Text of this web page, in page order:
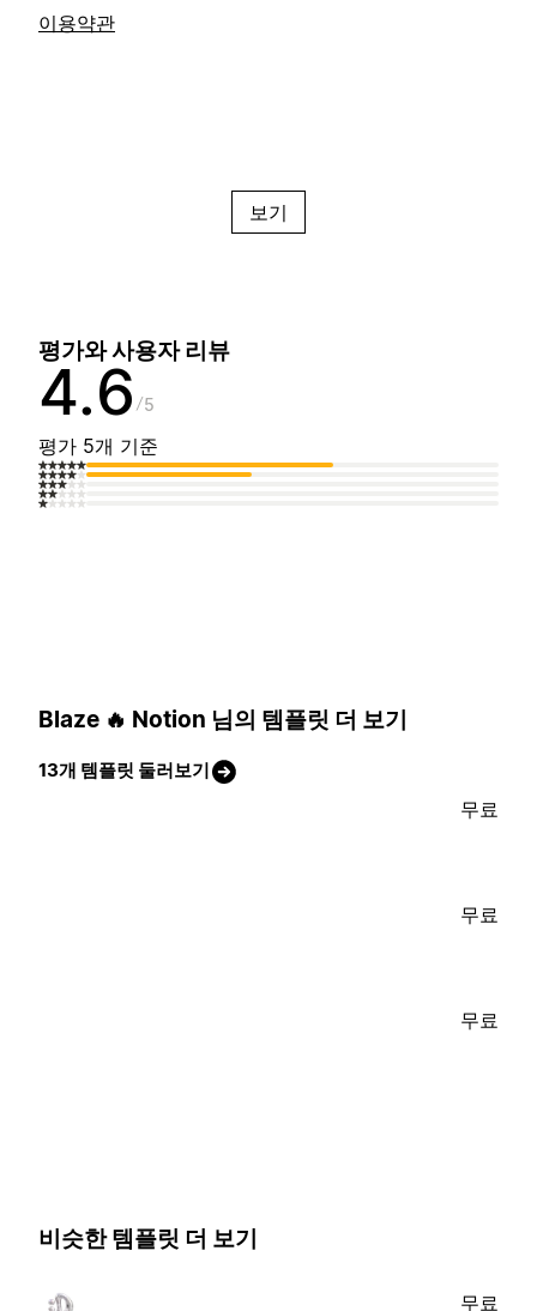
이용약관
보기
평가와 사용자 리뷰
4.6 5
평가 5개 기준
Blaze 🔥 Notion 님의 템플릿 더 보기
13개 템플릿 둘러보기
무료
무료
무료
비슷한 템플릿 더 보기
무료